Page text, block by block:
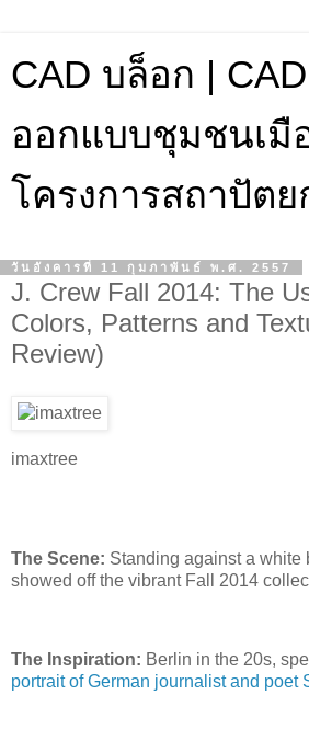
CAD บล็อก |
ออกแบบชุมชนเมื
โครงการสถาปัตย
วันอังคารที่ 11 กุมภาพันธ์ พ.ศ. 2557
J. Crew Fall 2014: The
Colors, Patterns and
Review)
imaxtree
The Scene: Standing against a white
showed off the vibrant Fall 2014
The Inspiration: Berlin in the 20s,
portrait of German journalist and poet